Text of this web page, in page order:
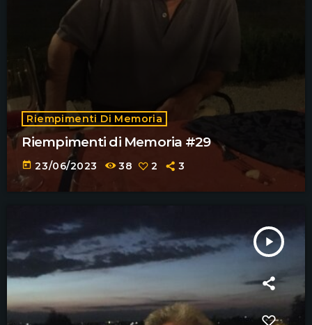
Riempimenti Di Memoria
Riempimenti di Memoria #29
today 23/06/2023 38 2 3
play_arrow